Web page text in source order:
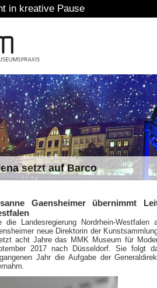
setzt auf Barco
Gaensheimer übernimmt
die Landesregierung Nordrhein-
neue Direktorin der
acht Jahre das MMK Museum für
2017 nach Düsseldorf. Sie folgt
Jahr die Aufgabe der